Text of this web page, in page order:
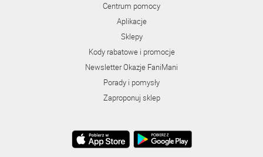
Centrum pomocy
Aplikacje
Sklepy
Kody rabatowe i promocje
Newsletter Okazje FaniMani
Porady i pomysły
Zaproponuj sklep